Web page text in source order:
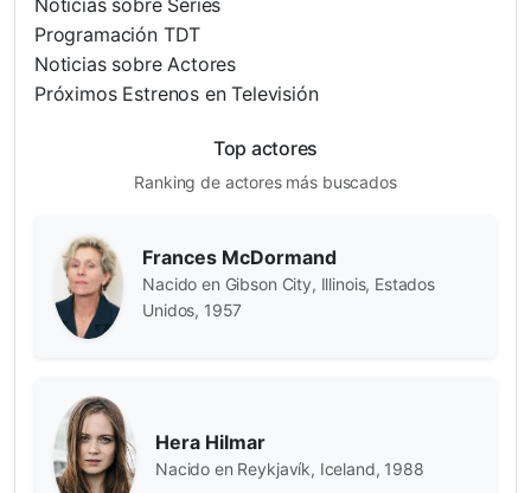
Noticias sobre Series
Programación TDT
Noticias sobre Actores
Próximos Estrenos en Televisión
Top actores
Ranking de actores más buscados
Frances McDormand
Nacido en Gibson City, Illinois, Estados
Unidos, 1957
Hera Hilmar
Nacido en Reykjavík, Iceland, 1988